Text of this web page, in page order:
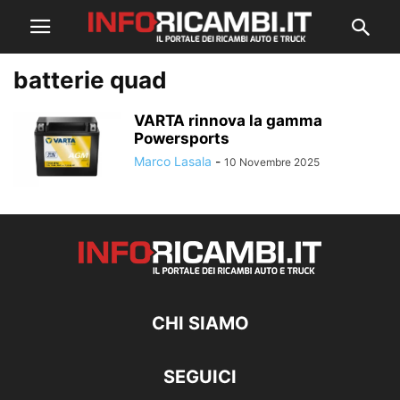
batterie quad
VARTA rinnova la gamma
Powersports
Marco Lasala - 10 Novembre 2025
CHI SIAMO
SEGUICI